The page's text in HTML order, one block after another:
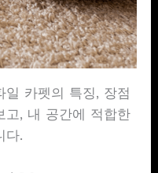
일 카펫의 특징, 장점
고, 내 공간에 적합한
다.